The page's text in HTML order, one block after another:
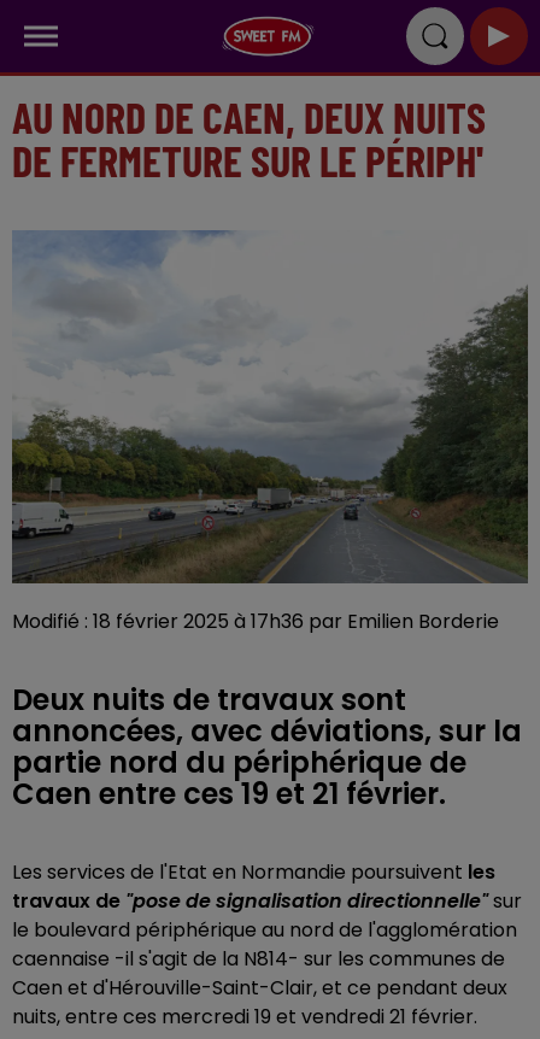
AU NORD DE CAEN, DEUX NUITS
DE FERMETURE SUR LE PÉRIPH'
Modifié : 18 février 2025 à 17h36 par Emilien Borderie
Deux nuits de travaux sont
annoncées, avec déviations, sur la
partie nord du périphérique de
Caen entre ces 19 et 21 février.
Les services de l'Etat en Normandie poursuivent les
travaux de "pose de signalisation directionnelle"sur
le boulevard périphérique au nord de l'agglomération
caennaise -il s'agit de la N814- sur les communes de
Caen et d'Hérouville-Saint-Clair, et ce pendant deux
nuits, entre ces mercredi 19 et vendredi 21 février.